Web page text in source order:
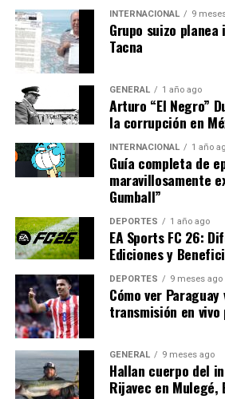
fraude
El fraude (y el uso indebido de
algo muy simple y muy efectivo:
cliente). Es habitual que pidan
validaciones adicionales,
permitirretiros
.
Estas medidas también ayudan a
suplantación y a reforzar controles
prevención de operaciones
Pero es el peaje de operar con cierto
Cómo identificar un
online legal en
Una señal práctica es que el
secciones legales. Como
ejemplo de plataforma que declara
INTERNACIONAL 9
Grupo suizo
Tacna
GENERAL 1 año ago
Arturo “El Negro”
la corrupción en
INTERNACIONAL 1 año
Guía completa de
maravillosamente
Gumball”
DEPORTES 1 año ago
EA Sports FC 26:
Ediciones y
DEPORTES 9 meses ago
Cómo ver Paraguay
transmisión en
GENERAL 9 meses ago
Hallan cuerpo del
Rijavec en Mulegé,